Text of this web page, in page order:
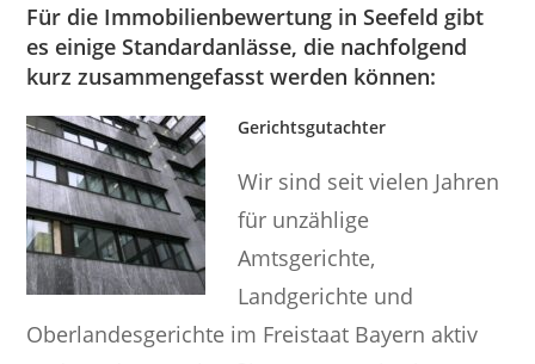
Für die Immobilienbewertung in Seefeld gibt
es einige Standardanlässe, die nachfolgend
kurz zusammengefasst werden können:
Gerichtsgutachter
Wir sind seit vielen Jahren
für unzählige
Amtsgerichte,
Landgerichte und
Oberlandesgerichte im Freistaat Bayern aktiv